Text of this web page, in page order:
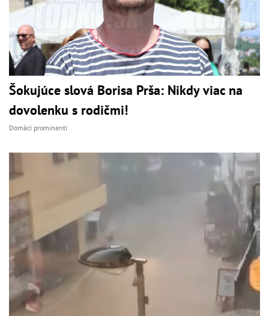
Šokujúce slová Borisa Prša: Nikdy viac na
dovolenku s rodičmi!
Domáci prominenti